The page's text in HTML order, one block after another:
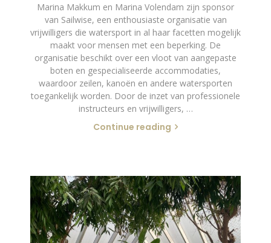
Marina Makkum en Marina Volendam zijn sponsor
van Sailwise, een enthousiaste organisatie van
vrijwilligers die watersport in al haar facetten mogelijk
maakt voor mensen met een beperking. De
organisatie beschikt over een vloot van aangepaste
boten en gespecialiseerde accommodaties,
waardoor zeilen, kanoën en andere watersporten
toegankelijk worden. Door de inzet van professionele
instructeurs en vrijwilligers, …
Continue reading